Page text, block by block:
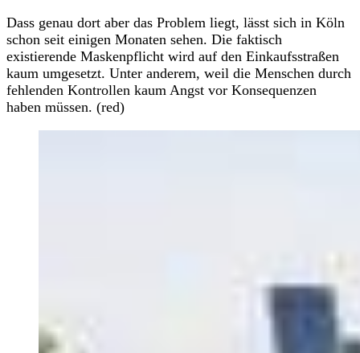
Dass genau dort aber das Problem liegt, lässt sich in Köln
schon seit einigen Monaten sehen. Die faktisch
existierende Maskenpflicht wird auf den Einkaufsstraßen
kaum umgesetzt. Unter anderem, weil die Menschen durch
fehlenden Kontrollen kaum Angst vor Konsequenzen
haben müssen. (red)